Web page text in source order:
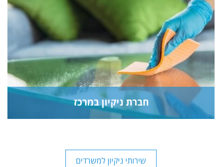
חברת ניקיון במרכז
שירותי ניקיון למשרדים